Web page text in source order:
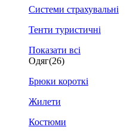
Системи страхувальні
Тенти туристичні
Показати всі
Одяг(26)
Брюки короткі
Жилети
Костюми